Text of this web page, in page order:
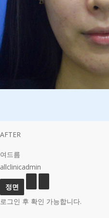
AFTER
여드름
allclinicadmin
로그인 후 확인 가능합니다.